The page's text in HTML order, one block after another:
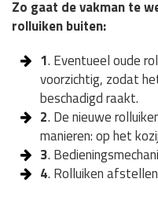
Zo gaat de vakman te
rolluiken buiten:
1. Eventueel oude
voorzichtig, zodat
beschadigd raakt.
2. De nieuwe
manieren: op het
3.
4. Rolluiken